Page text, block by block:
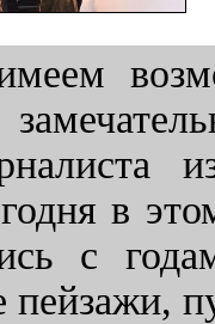
в
с
пейзажи,